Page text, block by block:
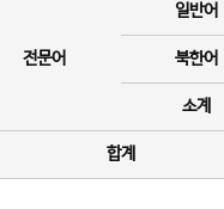
전문어
일반어
북한어
소계
합계